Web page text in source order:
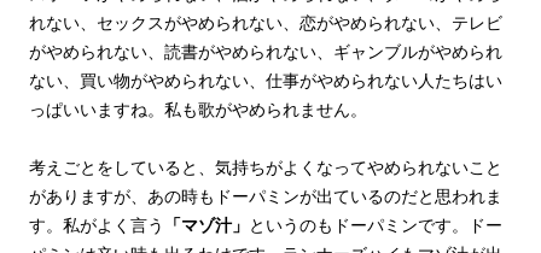
れない、セックスがやめられない、恋がやめられない、テレビ
がやめられない、読書がやめられない、ギャンブルがやめられ
ない、買い物がやめられない、仕事がやめられない人たちはい
っぱいいますね。私も歌がやめられません。
考えごとをしていると、気持ちがよくなってやめられないこと
がありますが、あの時もドーパミンが出ているのだと思われま
す。私がよく言う 「マゾ汁」 というのもドーパミンです。ドー